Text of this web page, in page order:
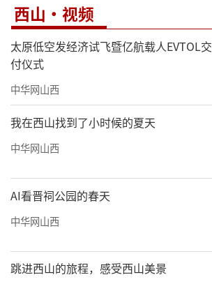
西山·视频
太原低空发经济试飞暨亿航载人EVTOL交
付仪式
中华网山西
我在西山找到了小时候的夏天
中华网山西
AI看晋祠公园的春天
中华网山西
跳进西山的旅程，感受西山美景